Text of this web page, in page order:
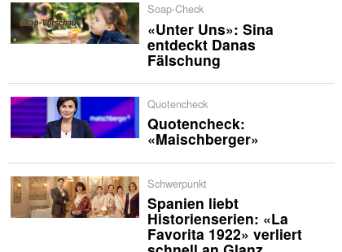
Soap-Check
«Unter Uns»: Sina
entdeckt Danas
Fälschung
Quotencheck
Quotencheck:
«Maischberger»
Schwerpunkt
Spanien liebt
Historienserien: «La
Favorita 1922» verliert